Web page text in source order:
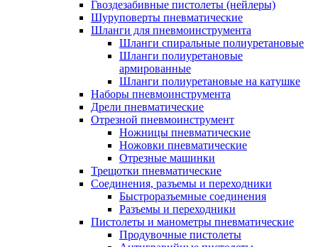
Гвоздезабивные пистолеты (нейлеры)
Шуруповерты пневматические
Шланги для пневмоинструмента
Шланги спиральные полиуретановые
Шланги полиуретановые
армированные
Шланги полиуретановые на катушке
Наборы пневмоинструмента
Дрели пневматические
Отрезной пневмоинструмент
Ножницы пневматические
Ножовки пневматические
Отрезные машинки
Трещотки пневматические
Соединения, разъемы и переходники
Быстроразъемные соединения
Разъемы и переходники
Пистолеты и манометры пневматические
Продувочные пистолеты